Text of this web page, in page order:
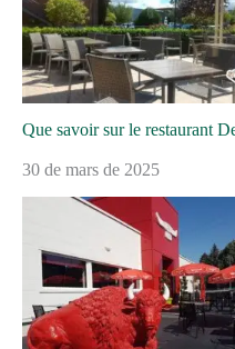
Que savoir sur le restaurant
30 de mars de 2025